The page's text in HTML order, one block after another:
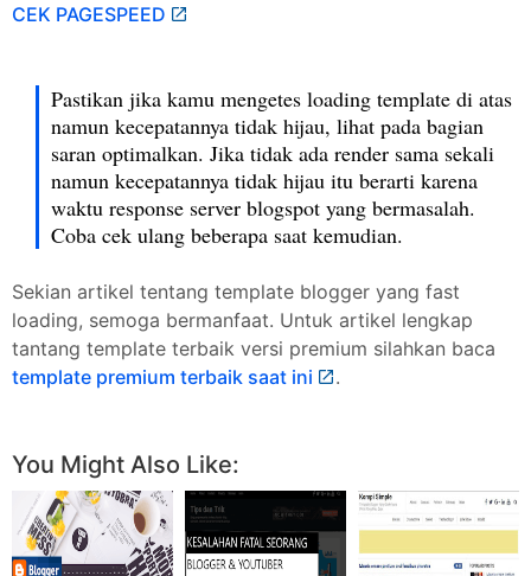
CEK PAGESPEED
Pastikan jika kamu mengetes loading template di atas
namun kecepatannya tidak hijau, lihat pada bagian
saran optimalkan. Jika tidak ada render sama sekali
namun kecepatannya tidak hijau itu berarti karena
waktu response server blogspot yang bermasalah.
Coba cek ulang beberapa saat kemudian.
Sekian artikel tentang template blogger yang fast
loading, semoga bermanfaat. Untuk artikel lengkap
tantang template terbaik versi premium silahkan baca
template premium terbaik saat ini
.
Facebook Twitter
You Might Also Like: